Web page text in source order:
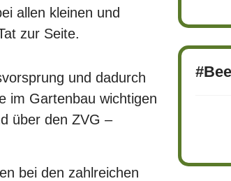
allen kleinen und
zur Seite.
und dadurch
im Gartenbau wichtigen
über den ZVG –
bei den zahlreichen